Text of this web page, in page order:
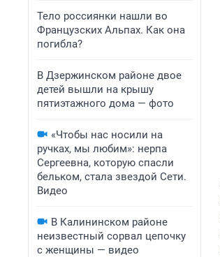
Тело россиянки нашли во
Французских Альпах. Как она
погибла?
В Дзержинском районе двое
детей вышли на крышу
пятиэтажного дома — фото
«Чтобы нас носили на
ручках, мы любим»: нерпа
Сергеевна, которую спасли
бельком, стала звездой Сети.
Видео
В Калининском районе
неизвестный сорвал цепочку
с женщины — видео